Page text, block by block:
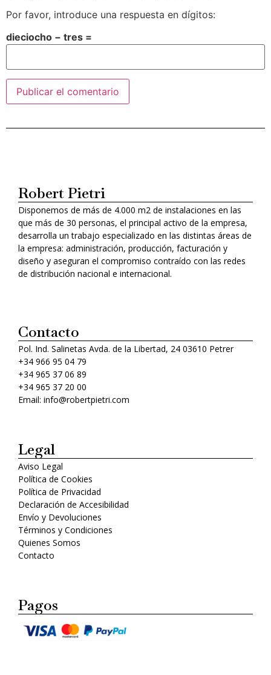
Por favor, introduce una respuesta en dígitos:
dieciocho − tres =
Robert Pietri
Disponemos de más de 4.000 m2 de instalaciones en las
que más de 30 personas, el principal activo de la empresa,
desarrolla un trabajo especializado en las distintas áreas de
la empresa: administración, producción, facturación y
diseño y aseguran el compromiso contraído con las redes
de distribución nacional e internacional.
Contacto
Pol. Ind. Salinetas Avda. de la Libertad, 24 03610 Petrer
+34 966 95 04 79
+34 965 37 06 89
+34 965 37 20 00
Email: info@robertpietri.com
Legal
Aviso Legal
Política de Cookies
Política de Privacidad
Declaración de Accesibilidad
Envío y Devoluciones
Términos y Condiciones
Quienes Somos
Contacto
Pagos